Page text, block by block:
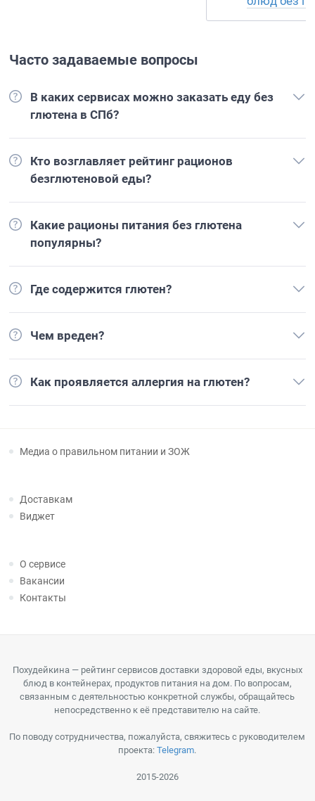
Часто задаваемые вопросы
В каких сервисах можно заказать еду без
глютена в СПб?
Кто возглавляет рейтинг рационов
безглютеновой еды?
Какие рационы питания без глютена
популярны?
Где содержится глютен?
Чем вреден?
Как проявляется аллергия на глютен?
Медиа о правильном питании и ЗОЖ
Доставкам
Виджет
О сервисе
Вакансии
Контакты
Похудейкина — рейтинг сервисов доставки здоровой еды, вкусных
блюд в контейнерах, продуктов питания на дом. По вопросам,
связанным с деятельностью конкретной службы, обращайтесь
непосредственно к её представителю на сайте.
По поводу сотрудничества, пожалуйста, свяжитесь с руководителем
проекта:Telegram.
2015-2026